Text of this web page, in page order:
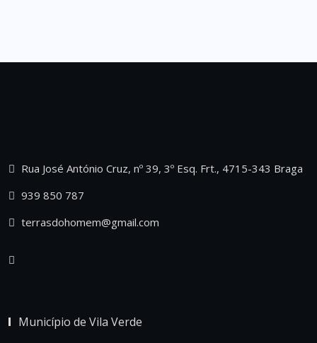
Rua José António Cruz, nº 39, 3º Esq. Frt., 4715-343 Braga
939 850 787
terrasdohomem@gmail.com
Município de Vila Verde